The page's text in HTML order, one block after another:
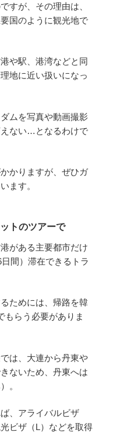
すが、その理由は、
国のように観光地で
や駅、港湾などと同
地に近い扱いになっ
ムを写真や動画撮影
ない…となるわけで
かりますが、ぜひガ
ます。
トのツアーで
がある主要都市だけ
間）滞在できるトラ
ためには、帰路を韓
もらう必要がありま
は、大連から丹東や
ないため、丹東へは
。
、アライバルビザ
ビザ（L）などを取得